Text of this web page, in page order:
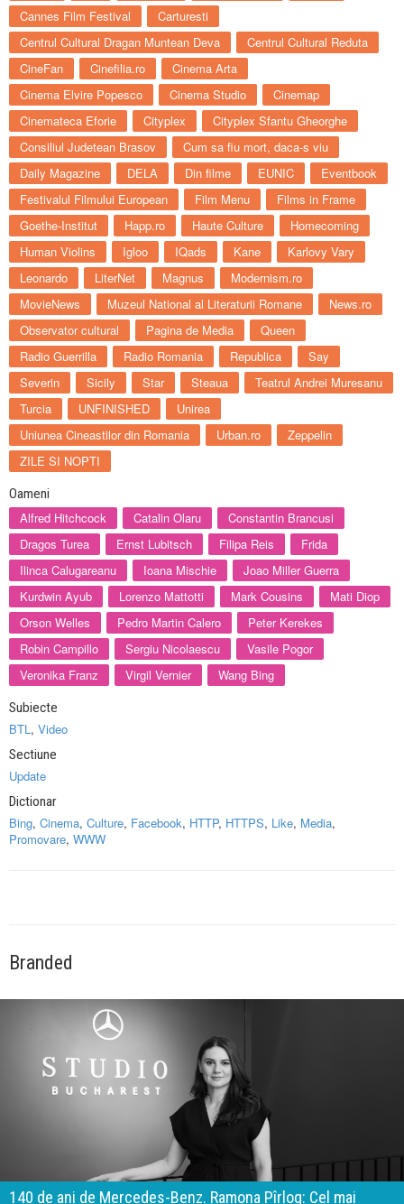
Cannes Film Festival
Carturesti
Centrul Cultural Dragan Muntean Deva
Centrul Cultural Reduta
CineFan
Cinefilia.ro
Cinema Arta
Cinema Elvire Popesco
Cinema Studio
Cinemap
Cinemateca Eforie
Cityplex
Cityplex Sfantu Gheorghe
Consiliul Judetean Brasov
Cum sa fiu mort, daca-s viu
Daily Magazine
DELA Din filme EUNIC
Eventbook
Festivalul Filmului European
Film Menu
Films in Frame
Goethe-Institut
Happ.ro Haute Culture
Homecoming
Human Violins
Igloo IQads Kane
Karlovy Vary
Leonardo
LiterNet Magnus
Modernism.ro
MovieNews
Muzeul National al Literaturii Romane
News.ro
Observator cultural
Pagina de Media
Queen
Radio Guerrilla
Radio Romania Republica
Say
Severin
Sicily Star Steaua
Teatrul Andrei Muresanu
Turcia
UNFINISHED
Unirea
Uniunea Cineastilor din Romania
Urban.ro
Zeppelin
ZILE SI NOPTI
Oameni
Alfred Hitchcock Catalin Olaru
Constantin Brancusi
Dragos Turea
Ernst Lubitsch Filipa Reis
Frida
Ilinca Calugareanu
Ioana Mischie
Joao Miller Guerra
Kurdwin Ayub
Lorenzo Mattotti Mark Cousins
Mati Diop
Orson Welles
Pedro Martin Calero
Peter Kerekes
Robin Campillo
Sergiu Nicolaescu
Vasile Pogor
Veronika Franz
Virgil Vernier Wang Bing
Subiecte
BTL, Video
Sectiune
Update
Dictionar
Bing, Cinema, Culture, Facebook, HTTP, HTTPS, Like, Media,
Promovare, WWW
Branded
140 de ani de Mercedes-Benz. Ramona Pîrlog: Cel mai